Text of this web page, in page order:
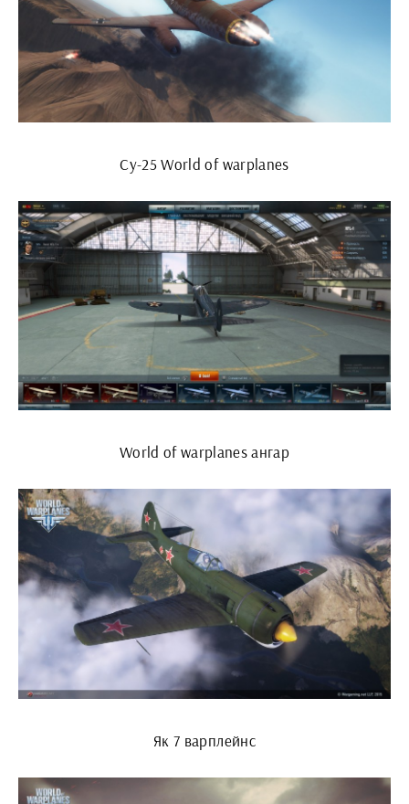
Су-25 World of warplanes
World of warplanes ангар
Як 7 варплейнс